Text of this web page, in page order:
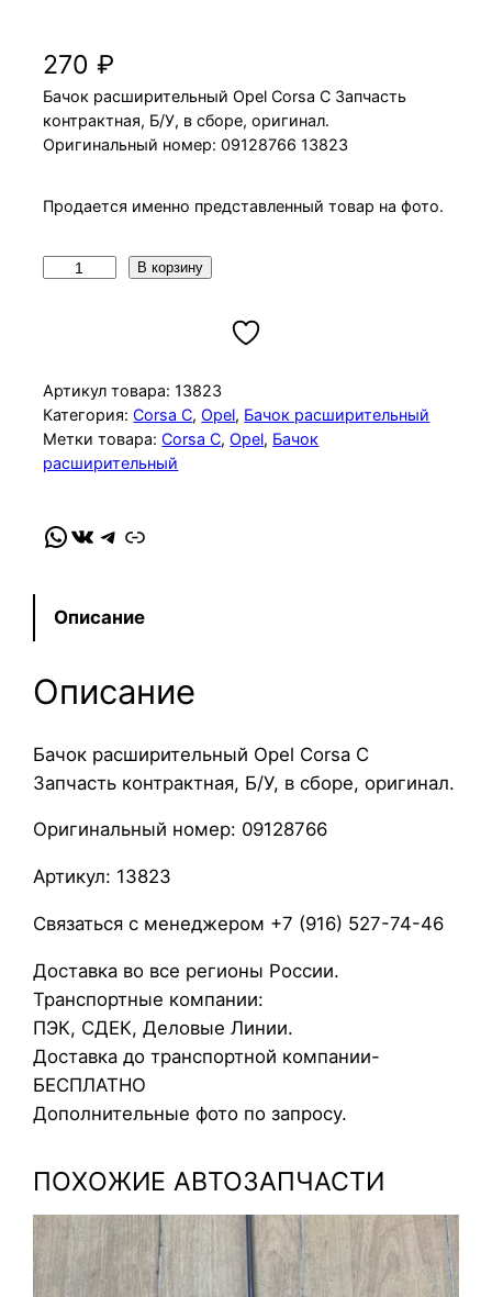
270₽
Бачок расширительный Opel Corsa C Запчасть
контрактная, Б/У, в сборе, оригинал.
Оригинальный номер: 09128766 13823
Продается именно представленный товар на фото.
ч
е
с
т
о
т
а
а
ч
к
р
с
и
р
и
т
е
л
н
ы
В корзину
Артикул товара: 13823
Категория:Corsa C, Opel, Бачок расширительный
Метки товара:Corsa C, Opel, Бачок
расширительный
WhatsApp VK Telegram Link
Описание
Описание
Бачок расширительный Opel Corsa C
Запчасть контрактная, Б/У, в сборе, оригинал.
Оригинальный номер: 09128766
Артикул: 13823
Связаться с менеджером +7 (916) 527-74-46
Доставка во все регионы России.
Транспортные компании:
ПЭК, СДЕК, Деловые Линии.
Доставка до транспортной компании-
БЕСПЛАТНО
Дополнительные фото по запросу.
ПОХОЖИЕ АВТОЗАПЧАСТИ